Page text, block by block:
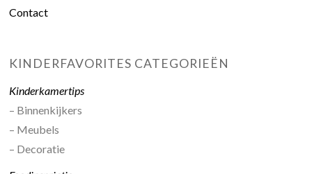
Contact
KINDERFAVORITES CATEGORIEËN
Kinderkamertips
– Binnenkijkers
– Meubels
– Decoratie